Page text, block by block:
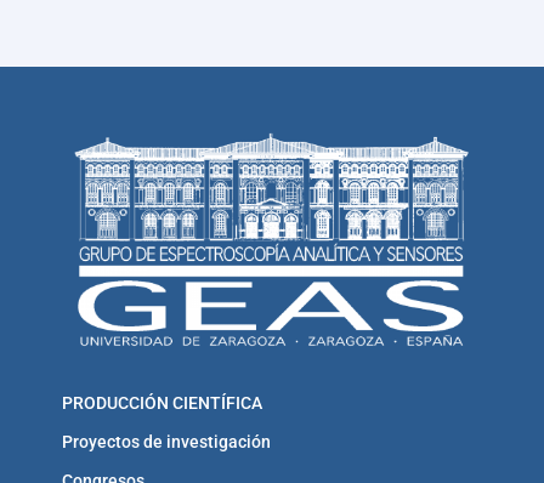
PRODUCCIÓN CIENTÍFICA
Proyectos de investigación